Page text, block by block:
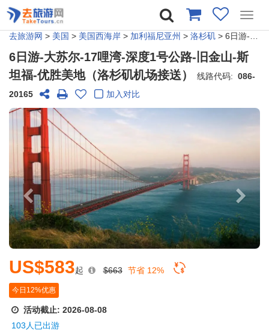
去旅游网 > 美国 > 美国西海岸 > 加利福尼亚州 > 洛杉矶 > 6日游-大苏尔-17哩湾-深度1号公路-旧金山-斯坦福-优胜美地（洛杉矶机场接送）
6日游-大苏尔-17哩湾-深度1号公路-旧金山-斯
坦福-优胜美地（洛杉矶机场接送）
线路代码: 086-
20165
加入对比
US$583起 $663 节省 12%
今日12%优惠
活动截止: 2026-08-08
103人已出游